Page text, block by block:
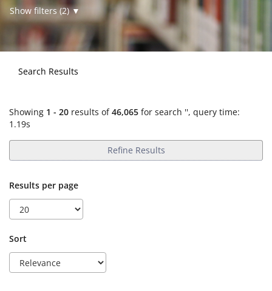
Show filters (2)
Search Results
Showing 1 - 20 results of46,065 for search '', query time:
1.19s
Refine Results
Results per page
Sort